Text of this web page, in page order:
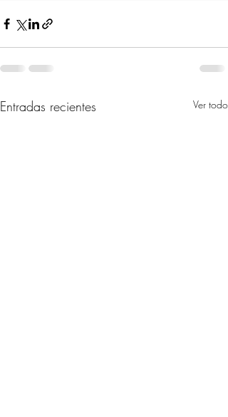
Entradas recientes Ver todo